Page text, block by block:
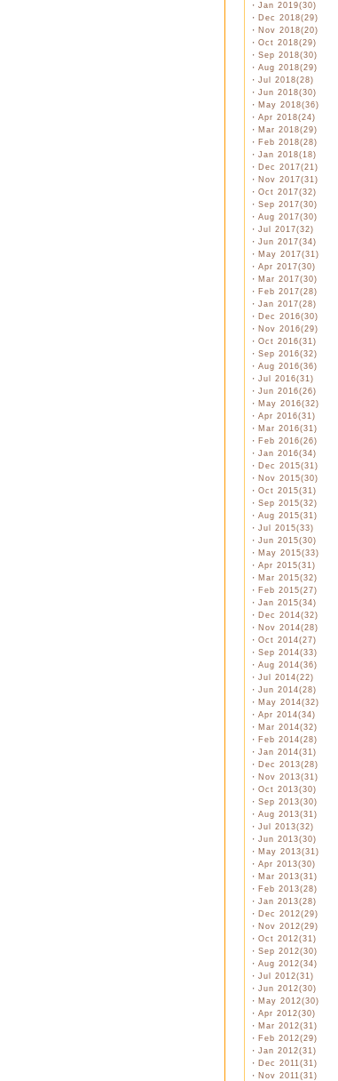
・ Jan 2019(30)
・ Dec 2018(29)
・ Nov 2018(20)
・ Oct 2018(29)
・ Sep 2018(30)
・ Aug 2018(29)
・ Jul 2018(28)
・ Jun 2018(30)
・ May 2018(36)
・ Apr 2018(24)
・ Mar 2018(29)
・ Feb 2018(28)
・ Jan 2018(18)
・ Dec 2017(21)
・ Nov 2017(31)
・ Oct 2017(32)
・ Sep 2017(30)
・ Aug 2017(30)
・ Jul 2017(32)
・ Jun 2017(34)
・ May 2017(31)
・ Apr 2017(30)
・ Mar 2017(30)
・ Feb 2017(28)
・ Jan 2017(28)
・ Dec 2016(30)
・ Nov 2016(29)
・ Oct 2016(31)
・ Sep 2016(32)
・ Aug 2016(36)
・ Jul 2016(31)
・ Jun 2016(26)
・ May 2016(32)
・ Apr 2016(31)
・ Mar 2016(31)
・ Feb 2016(26)
・ Jan 2016(34)
・ Dec 2015(31)
・ Nov 2015(30)
・ Oct 2015(31)
・ Sep 2015(32)
・ Aug 2015(31)
・ Jul 2015(33)
・ Jun 2015(30)
・ May 2015(33)
・ Apr 2015(31)
・ Mar 2015(32)
・ Feb 2015(27)
・ Jan 2015(34)
・ Dec 2014(32)
・ Nov 2014(28)
・ Oct 2014(27)
・ Sep 2014(33)
・ Aug 2014(36)
・ Jul 2014(22)
・ Jun 2014(28)
・ May 2014(32)
・ Apr 2014(34)
・ Mar 2014(32)
・ Feb 2014(28)
・ Jan 2014(31)
・ Dec 2013(28)
・ Nov 2013(31)
・ Oct 2013(30)
・ Sep 2013(30)
・ Aug 2013(31)
・ Jul 2013(32)
・ Jun 2013(30)
・ May 2013(31)
・ Apr 2013(30)
・ Mar 2013(31)
・ Feb 2013(28)
・ Jan 2013(28)
・ Dec 2012(29)
・ Nov 2012(29)
・ Oct 2012(31)
・ Sep 2012(30)
・ Aug 2012(34)
・ Jul 2012(31)
・ Jun 2012(30)
・ May 2012(30)
・ Apr 2012(30)
・ Mar 2012(31)
・ Feb 2012(29)
・ Jan 2012(31)
・ Dec 2011(31)
・ Nov 2011(31)